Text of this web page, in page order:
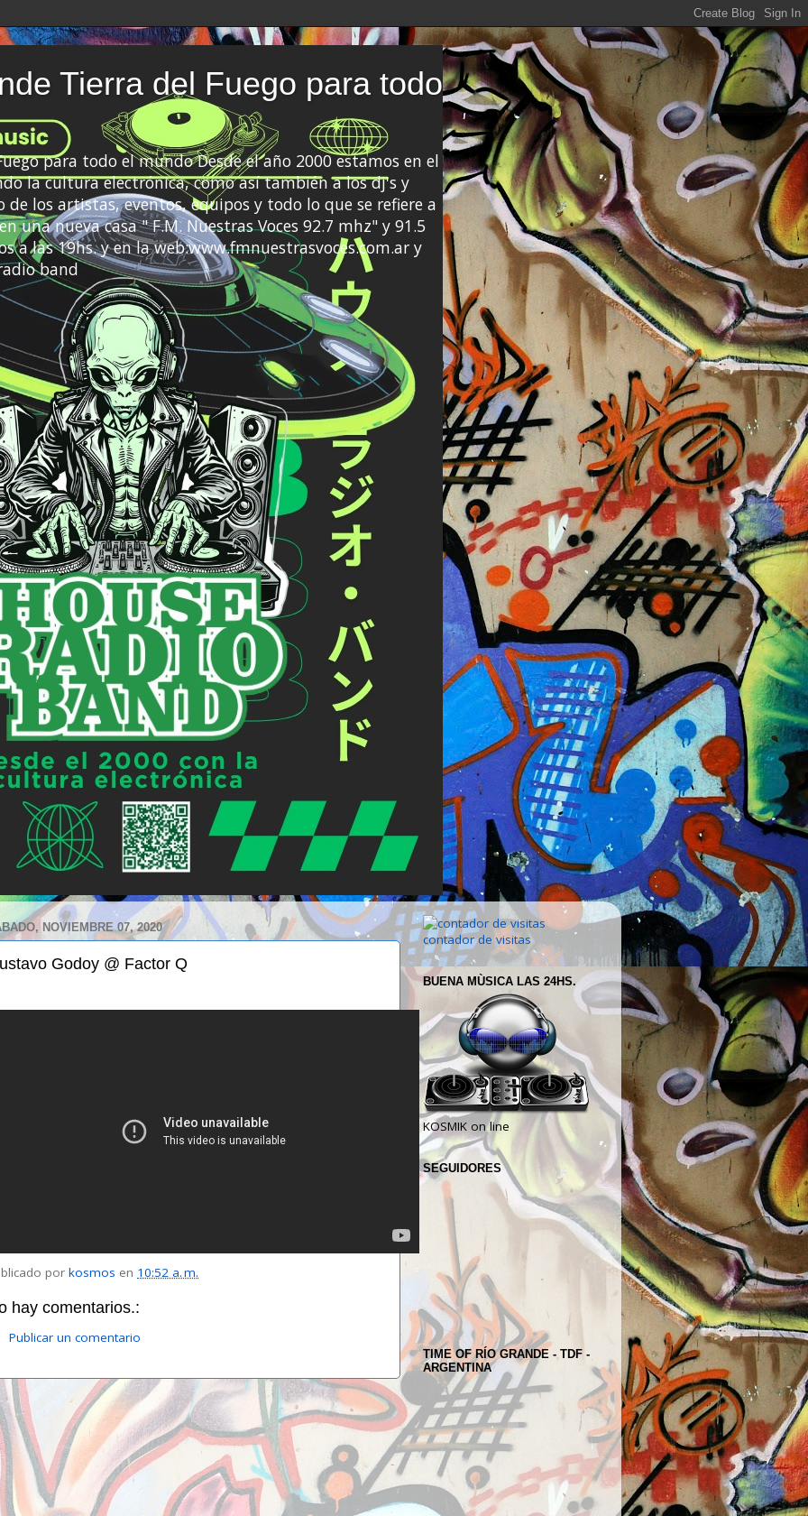
Tierra del Fuego para todo
para todo el mundo Desde el año 2000 estamos en el
la cultura electrónica, como así también a los dj's y
los artistas, eventos, equipos y todo lo que se refiere a
una nueva casa " F.M. Nuestras Voces 92.7 mhz" y 91.5
a las 19hs. y en la web:www.fmnuestrasvoces.com.ar y
band
NOVIEMBRE 07, 2020
Godoy @ Factor Q
por kosmos en 10:52 a. m.
hay comentarios.:
Publicar un comentario
contador de visitas
BUENA MÙSICA LAS 24HS.
KOSMIK on line
SEGUIDORES
TIME OF RÍO GRANDE - TDF -
ARGENTINA